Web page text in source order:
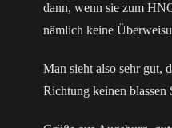
dann, wenn sie zum
nämlich keine
Man sieht also sehr gut,
Richtung keinen blassen